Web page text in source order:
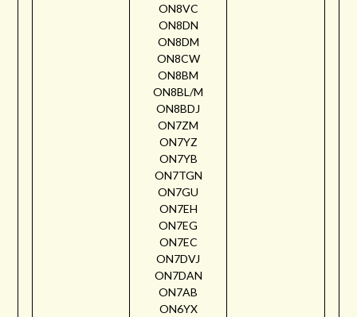
ON8VC
ON8DN
ON8DM
ON8CW
ON8BM
ON8BL/M
ON8BDJ
ON7ZM
ON7YZ
ON7YB
ON7TGN
ON7GU
ON7EH
ON7EG
ON7EC
ON7DVJ
ON7DAN
ON7AB
ON6YX